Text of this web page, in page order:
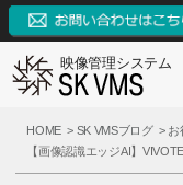
映像管理システム
SK VMSとは
SK VMSとは
SK VMSの特長
HOME SK VMSブログ
お
【画像認識エッジAI】